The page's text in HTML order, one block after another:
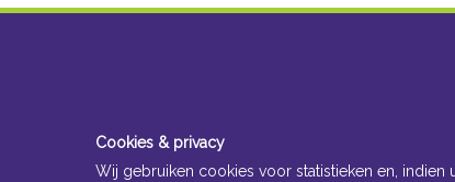
Cookies & privacy
Wij gebruiken cookies voor statistieken en, indien